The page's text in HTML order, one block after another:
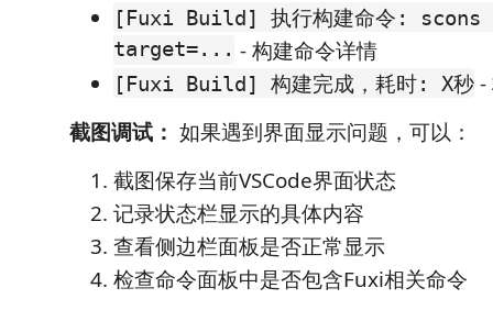
[Fuxi Build] 执行构建命令:
target=... - 构建命令详情
[Fuxi Build] 构建完成，耗时: X秒 -
截图调试： 如果遇到界面显示问题，可以：
截图保存当前VSCode界面状态
记录状态栏显示的具体内容
查看侧边栏面板是否正常显示
检查命令面板中是否包含Fuxi相关命令